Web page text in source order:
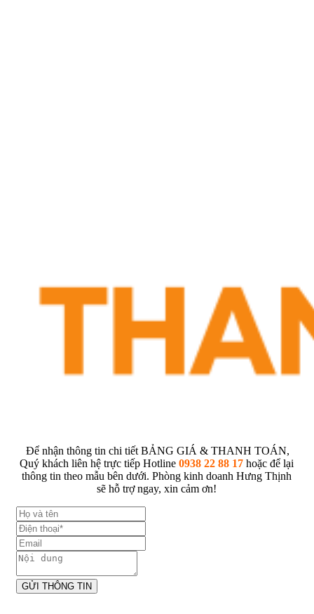
Để nhận thông tin chi tiết BẢNG GIÁ & THANH TOÁN,
Quý khách liên hệ trực tiếp Hotline 0938 22 88 17 hoặc để lại
thông tin theo mẫu bên dưới. Phòng kinh doanh Hưng Thịnh
sẽ hỗ trợ ngay, xin cảm ơn!
GỬI THÔNG TIN